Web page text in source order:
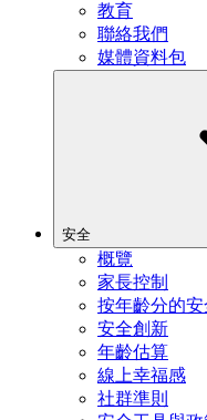
教育
聯絡我們
媒體資料包
安全
概覽
家長控制
按年齡分的
安全創新
年齡估算
線上幸福感
社群準則